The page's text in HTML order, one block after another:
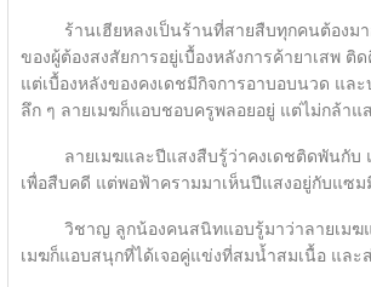
ร้านเฮียหลงเป็นร้านที่สายสืบทุกคนต้องมาอั
ของผู้ต้องสงสัยการอยู่เบื้องหลังการค้ายาเสพ
แต่เบื้องหลังของคงเดชมีกิจการอาบอบนวด แล
ลึก ๆ ลายเมฆก็แอบชอบครูพลอยอยู่ แต่ไม่กล้าแ
ลายเมฆและปีแสงสืบรู้ว่าคงเดชติดพันกับ แ
เพื่อสืบคดี แต่พอฟ้าครามมาเห็นปีแสงอยู่กับแซ
วิชาญ ลูกน้องคนสนิทแอบรู้มาว่าลายเมฆแอ
เมฆก็แอบสนุกที่ได้เจอคู่แข่งที่สมน้ำสมเนื้อ แล